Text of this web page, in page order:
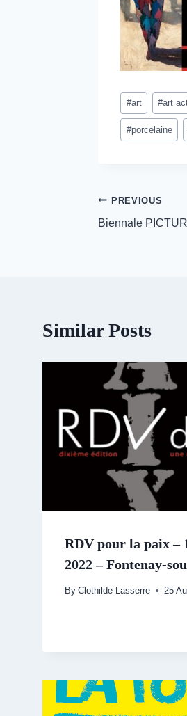
Post
Tags:
#art #art
#porcelaine
Post
navigation
PREVIOUS
Biennale
Similar Posts
RDV pour la paix –
2022 – Fontenay-
By Clothilde Lasserre 25